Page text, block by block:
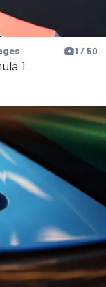
1 / 50
1